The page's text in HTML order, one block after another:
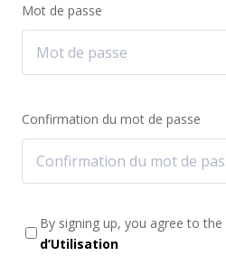
Mot de passe
Confirmation du mot de passe
By signing up, you agree to the
d’Utilisation